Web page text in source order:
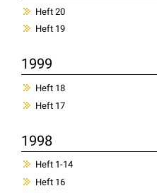
Heft 20
Heft 19
1999
Heft 18
Heft 17
1998
Heft 1-14
Heft 16